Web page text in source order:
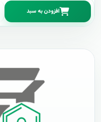
افزودن به سبد